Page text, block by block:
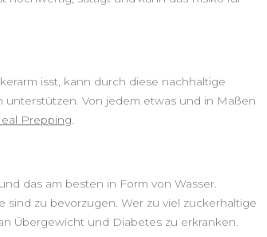
isst, kann durch diese nachhaltige
Von jedem etwas und in Maßen
Prepping
das am besten in Form von Wasser.
sind zu bevorzugen. Wer zu viel zuckerhaltige
Übergewicht und Diabetes zu erkranken.
Nahrungsergänzung
Therapien und Lehren
Werbung
(wiederaufladbare Zahnbürste mit 2.
Aufsteckbürsten CrossAction,
Sensitiv, 3DWhite, Tiefenreinigung,